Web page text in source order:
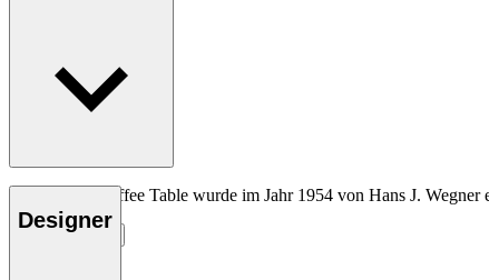
Der CH008 Coffee Table wurde im Jahr 1954 von Hans J. Wegner
Entdecke mehr
Designer